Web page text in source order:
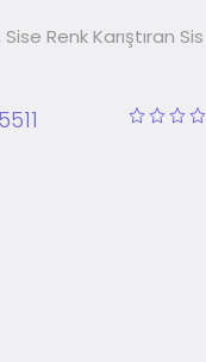
Renk Karıştıran Sis